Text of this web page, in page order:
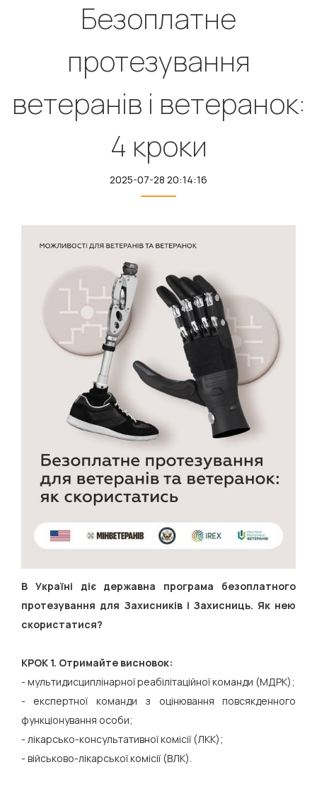
Безоплатне
протезування
ветеранів і ветеранок:
4 кроки
2025-07-28 20:14:16
В Україні діє державна програма безоплатного
протезування для Захисників і Захисниць. Як нею
скористатися?
КРОК 1. Отримайте висновок:
- мультидисциплінарної реабілітаційної команди (МДРК);
- експертної команди з оцінювання повсякденного
функціонування особи;
- лікарсько-консультативної комісії (ЛКК);
- військово-лікарської комісії (ВЛК).